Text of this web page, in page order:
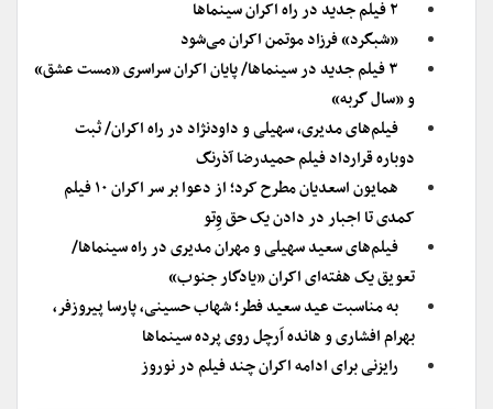
۲ فیلم جدید در راه اکران سینماها
«شبگرد» فرزاد موتمن اکران می‌شود
۳ فیلم جدید در سینماها/ پایان اکران سراسری «مست عشق»
و «سال گربه»
فیلم‌های مدیری، سهیلی و داودنژاد در راه اکران/ ثبت
دوباره قرارداد فیلم حمیدرضا آذرنگ
همایون اسعدیان مطرح کرد؛ از دعوا بر سر اکران ۱۰ فیلم
کمدی تا اجبار در دادن یک حق وِتو
فیلم‌های سعید سهیلی و مهران مدیری در راه سینماها/
تعویق یک هفته‌ای اکران «یادگار جنوب»
به مناسبت عید سعید فطر؛ شهاب حسینی، پارسا پیروزفر،
بهرام افشاری و هانده اَرچل روی پرده سینماها
رایزنی برای ادامه اکران چند فیلم در نوروز